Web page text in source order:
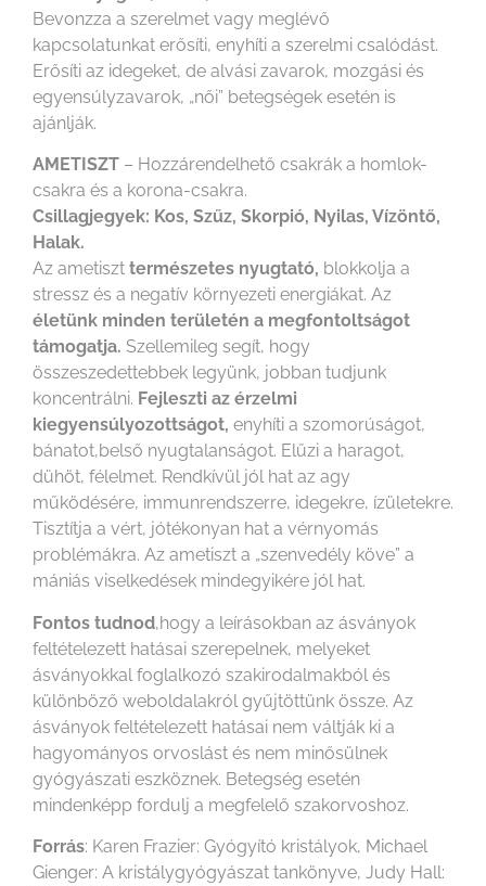
Bevonzza a szerelmet vagy meglévő
kapcsolatunkat erősíti, enyhíti a szerelmi csalódást.
Erősíti az idegeket, de alvási zavarok, mozgási és
egyensúlyzavarok, „női” betegségek esetén is
ajánlják.
AMETISZT – Hozzárendelhető csakrák a homlok-
csakra és a korona-csakra.
Csillagjegyek: Kos, Szűz, Skorpió, Nyilas, Vízöntő,
Halak.
Az ametiszt természetes nyugtató, blokkolja a
stressz és a negatív környezeti energiákat. Az
életünk minden területén a megfontoltságot
támogatja. Szellemileg segít, hogy
összeszedettebbek legyünk, jobban tudjunk
koncentrálni. Fejleszti az érzelmi
kiegyensúlyozottságot, enyhíti a szomorúságot,
bánatot,belső nyugtalanságot. Elűzi a haragot,
dühöt, félelmet. Rendkívül jól hat az agy
működésére, immunrendszerre, idegekre, ízületekre.
Tisztítja a vért, jótékonyan hat a vérnyomás
problémákra. Az ametiszt a „szenvedély köve” a
mániás viselkedések mindegyikére jól hat.
Fontos tudnod,hogy a leírásokban az ásványok
feltételezett hatásai szerepelnek, melyeket
ásványokkal foglalkozó szakirodalmakból és
különböző weboldalakról gyűjtöttünk össze. Az
ásványok feltételezett hatásai nem váltják ki a
hagyományos orvoslást és nem minősülnek
gyógyászati eszköznek. Betegség esetén
mindenképp fordulj a megfelelő szakorvoshoz.
Forrás: Karen Frazier: Gyógyító kristályok, Michael
Gienger: A kristálygyógyászat tankönyve, Judy Hall: